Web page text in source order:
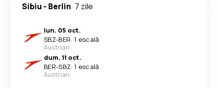
Sibiu - Berlin 7 zile
lun. 05 oct.
SBZ-BER· 1 escală
Austrian
dum. 11 oct.
BER-SBZ· 1 escală
Austrian